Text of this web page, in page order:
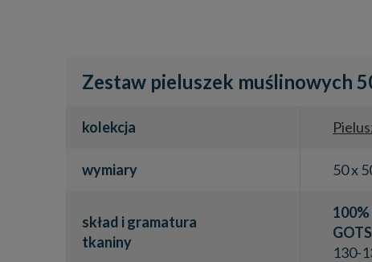
Zestaw pieluszek muślinowych
kolekcja
wymiary 50 x
skład i gramatura
tkaniny
GOTS
130-